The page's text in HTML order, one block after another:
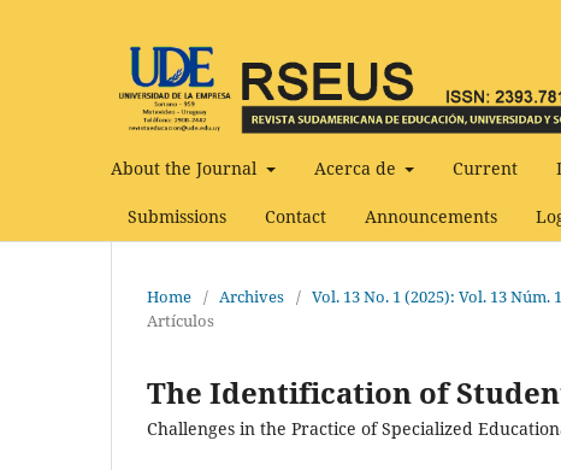
About the Journal Acerca de Current
Submissions Contact Announcements
Home / Archives / Vol. 13 No. 1 (2025): Vol. 13
Artículos
The Identification of
Challenges in the Practice of Specialized